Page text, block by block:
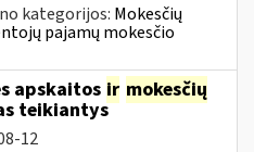
kategorijos: Mokesčių
pajamų mokesčio
apskaitos ir mokesčių
teikiantys
12